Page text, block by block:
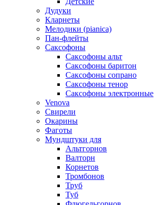
Дудуки
Кларнеты
Мелодики (pianica)
Пан-флейты
Саксофоны
Саксофоны альт
Саксофоны баритон
Саксофоны сопрано
Саксофоны тенор
Саксофоны электронные
Venova
Свирели
Окарины
Фаготы
Мундштуки для
Альтгорнов
Валторн
Корнетов
Тромбонов
Труб
Туб